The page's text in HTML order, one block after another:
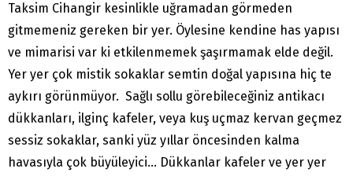
Taksim Cihangir kesinlikle uğramadan görmeden
gitmemeniz gereken bir yer. Öylesine kendine has yapısı
ve mimarisi var ki etkilenmemek şaşırmamak elde değil.
Yer yer çok mistik sokaklar semtin doğal yapısına hiç te
aykırı görünmüyor. Sağlı sollu görebileceğiniz antikacı
dükkanları, ilginç kafeler, veya kuş uçmaz kervan geçmez
sessiz sokaklar, sanki yüz yıllar öncesinden kalma
havasıyla çok büyüleyici… Dükkanlar kafeler ve yer yer